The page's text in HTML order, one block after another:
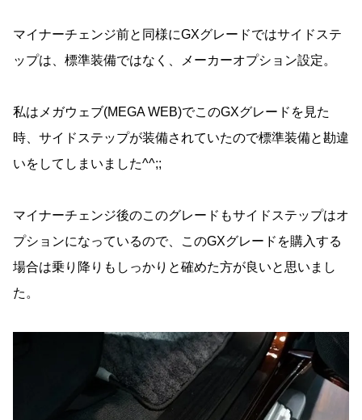
マイナーチェンジ前と同様にGXグレードではサイドステ
ップは、標準装備ではなく、メーカーオプション設定。
私はメガウェブ(MEGA WEB)でこのGXグレードを見た
時、サイドステップが装備されていたので標準装備と勘違
いをしてしまいました^^;;
マイナーチェンジ後のこのグレードもサイドステップはオ
プションになっているので、このGXグレードを購入する
場合は乗り降りもしっかりと確めた方が良いと思いまし
た。